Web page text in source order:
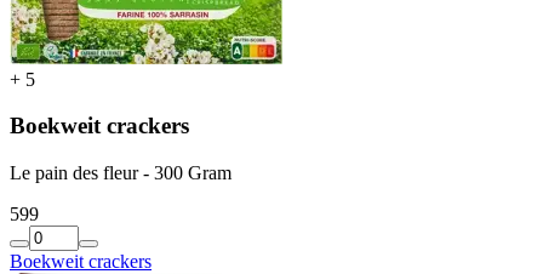
+ 5
Boekweit crackers
Le pain des fleur - 300 Gram
599
Boekweit crackers